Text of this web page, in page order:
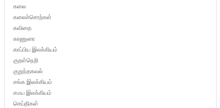
கலை
கலைச்சொற்கள்
கவிதை
காணுரை
காப்பிய இலக்கியம்
குறள்நெறி
குறுந்தகவல்
சங்க இலக்கியம்
சமய இலக்கியம்
செய்திகள்